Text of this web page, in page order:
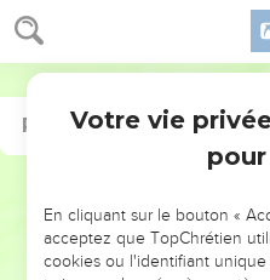
NE MANQUEZ
DE
Psaumes 132
Psaumes 144
Votre vie
En cliquant sur le bouton «
acceptez que TopChrétien
cookies ou l'identifiant